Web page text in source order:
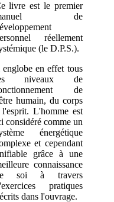
livre est le premier
de
réellement
(le D.P.S.).
en effet tous
niveaux de
de
humain, du corps
l'esprit. L'homme est
considéré comme un
énergétique
et cependant
grâce à une
connaissance
soi à travers
pratiques
dans l'ouvrage.